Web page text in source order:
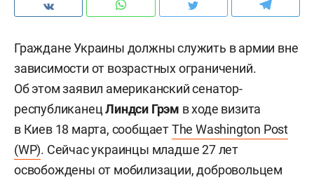
Граждане Украины должны служить в армии вне
зависимости от возрастных ограничений.
Об этом заявил американский сенатор-
республиканецЛиндси Грэм в ходе визита
в Киев 18 марта, сообщаетThe Washington Post
(WP). Сейчас украинцы младше 27 лет
освобождены от мобилизации, добровольцем